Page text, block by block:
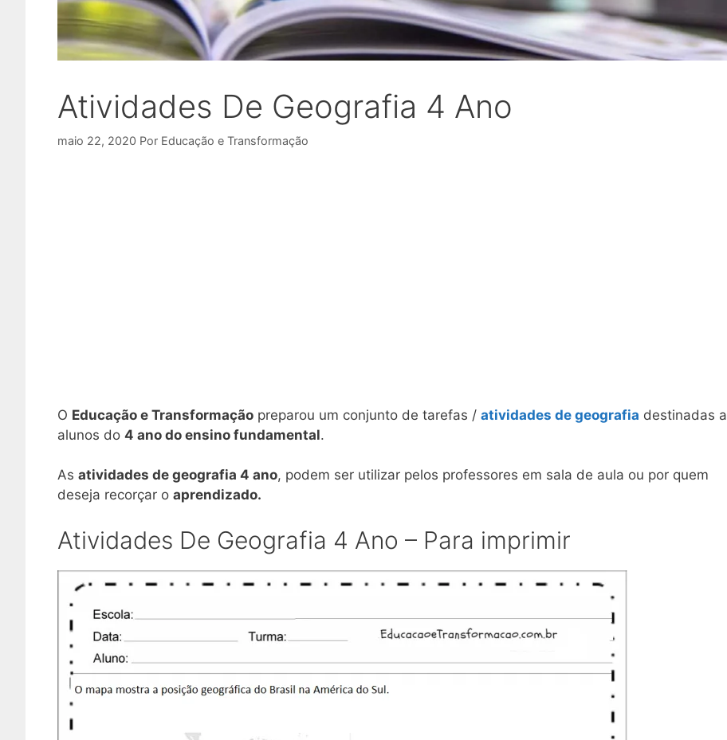
Atividades De Geografia 4 Ano
maio 22, 2020 Por Educação e Transformação
O Educação e Transformação preparou um conjunto de tarefas / atividades de geografia destinadas a
alunos do 4 ano do ensino fundamental.
As atividades de geografia 4 ano, podem ser utilizar pelos professores em sala de aula ou por quem
deseja recorçar o aprendizado.
Atividades De Geografia 4 Ano – Para imprimir